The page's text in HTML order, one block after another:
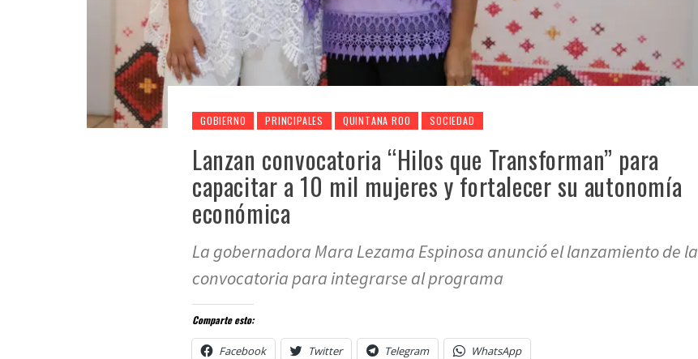
GOBIERNO PRINCIPALES QUINTANA ROO SOCIEDAD
Lanzan convocatoria “Hilos que Transforman” para
capacitar a 10 mil mujeres y fortalecer su autonomía
económica
La gobernadora Mara Lezama Espinosa anunció el lanzamiento de la
convocatoria para integrarse al programa
Comparte esto:
Facebook Twitter Telegram WhatsApp